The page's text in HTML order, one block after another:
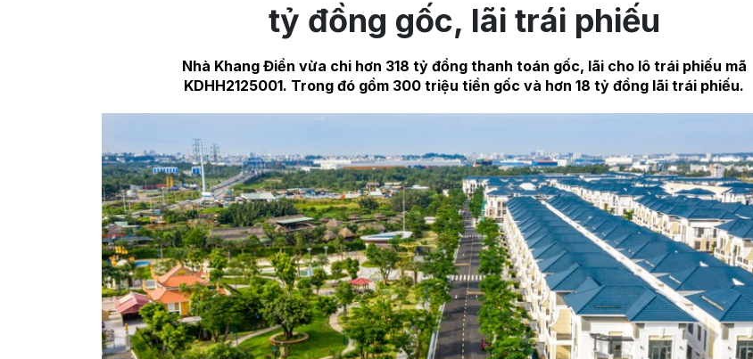
tỷ đồng gốc, lãi trái phiếu
Nhà Khang Điền vừa chi hơn 318 tỷ đồng thanh toán gốc, lãi cho lô trái phiếu mã
KDHH2125001. Trong đó gồm 300 triệu tiền gốc và hơn 18 tỷ đồng lãi trái phiếu.